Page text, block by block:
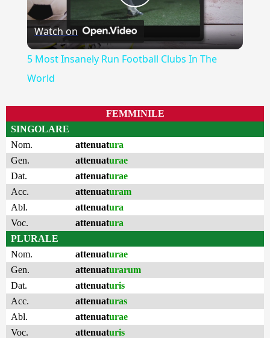
Play
Video
Watch on
5 Most Insanely Run Football Clubs In The
World
FEMMINILE
SINGOLARE
Nom.
attenuatura
Gen.
attenuaturae
Dat.
attenuaturae
Acc.
attenuaturam
Abl.
attenuatura
Voc.
attenuatura
PLURALE
Nom.
attenuaturae
Gen.
attenuaturarum
Dat.
attenuaturis
Acc.
attenuaturas
Abl.
attenuaturae
Voc.
attenuaturis